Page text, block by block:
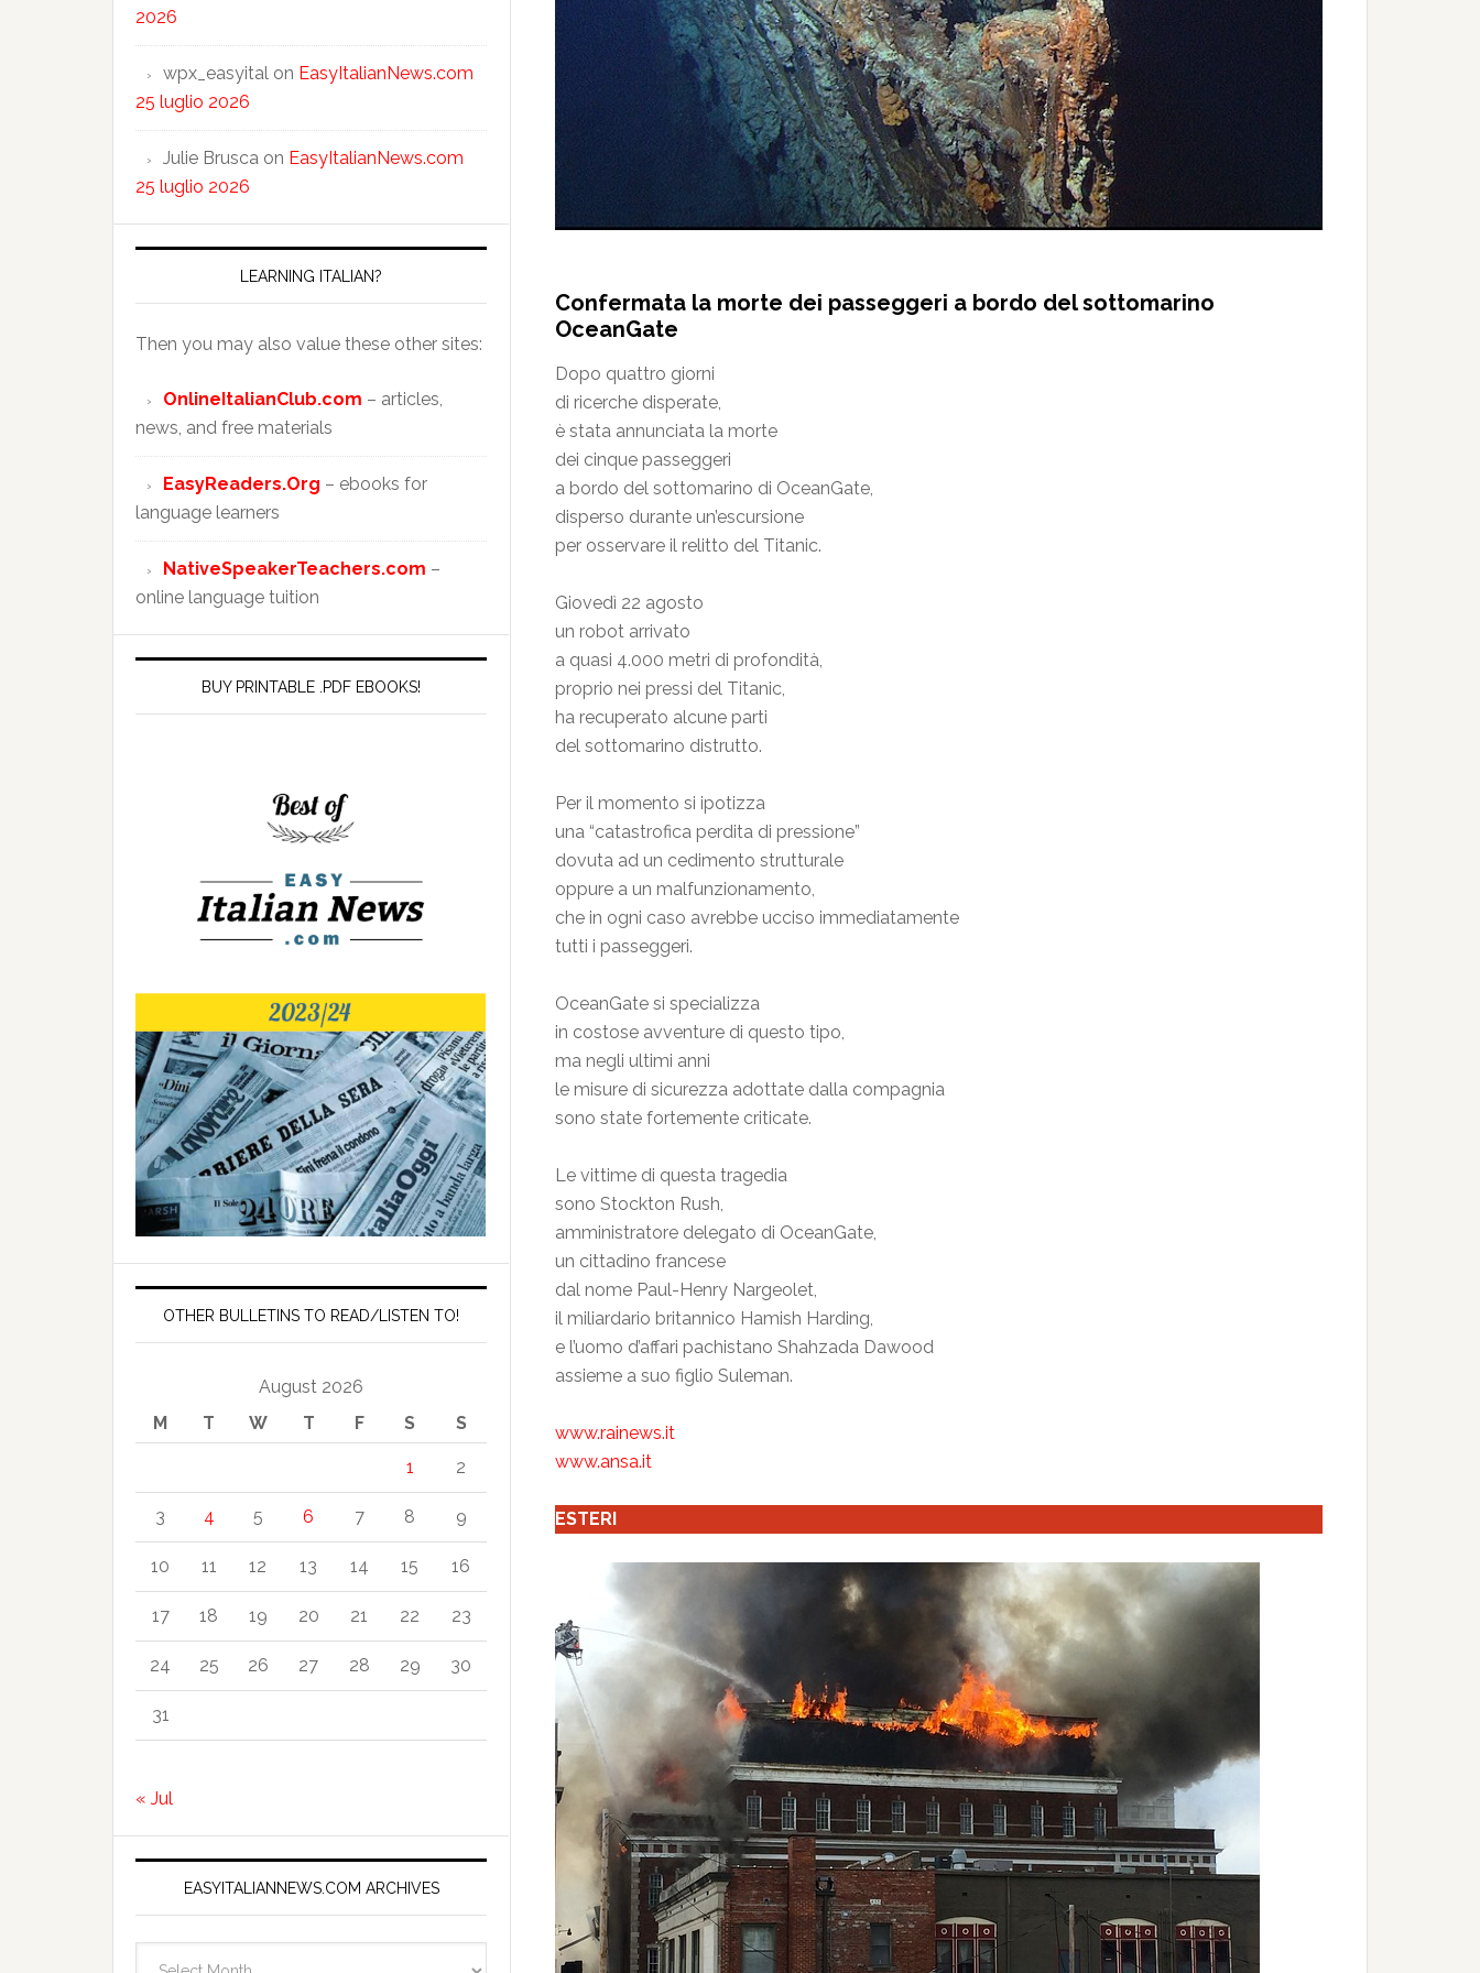
Confermata la morte dei passeggeri a bordo del sottomarino
OceanGate
Dopo quattro giorni
di ricerche disperate,
è stata annunciata la morte
dei cinque passeggeri
a bordo del sottomarino di OceanGate,
disperso durante un’escursione
per osservare il relitto del Titanic.
Giovedì 22 agosto
un robot arrivato
a quasi 4.000 metri di profondità,
proprio nei pressi del Titanic,
ha recuperato alcune parti
del sottomarino distrutto.
Per il momento si ipotizza
una “catastrofica perdita di pressione”
dovuta ad un cedimento strutturale
oppure a un malfunzionamento,
che in ogni caso avrebbe ucciso immediatamente
tutti i passeggeri.
OceanGate si specializza
in costose avventure di questo tipo,
ma negli ultimi anni
le misure di sicurezza adottate dalla compagnia
sono state fortemente criticate.
Le vittime di questa tragedia
sono Stockton Rush,
amministratore delegato di OceanGate,
un cittadino francese
dal nome Paul-Henry Nargeolet,
il miliardario britannico Hamish Harding,
e l’uomo d’affari pachistano Shahzada Dawood
assieme a suo figlio Suleman.
www.rainews.it
www.ansa.it
ESTERI
2026
wpx_easyital on EasyItalianNews.com
25 luglio 2026
Julie Brusca on EasyItalianNews.com
25 luglio 2026
LEARNING ITALIAN?
Then you may also value these other sites:
OnlineItalianClub.com – articles,
news, and free materials
EasyReaders.Org – ebooks for
language learners
NativeSpeakerTeachers.com –
online language tuition
BUY PRINTABLE .PDF EBOOKS!
OTHER BULLETINS TO READ/LISTEN TO!
August 2026
M
T W T F S S
1 2
3 4 5 6 7 8 9
10 11 12 13 14 15 16
17 18 19 20 21 22 23
24 25 26 27 28 29 30
31
« Jul
EASYITALIANNEWS.COM ARCHIVES